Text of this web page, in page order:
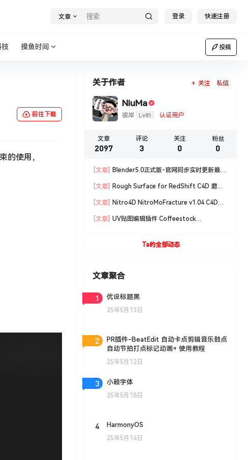
文章 登录 快速注册
技 摸鱼时间 投稿
前往下载
的使用，
关于作者 关注 私信
NiuMa
彼岸 Lv81 认证用户
文章
2097
评论
3
关注
0
粉丝
0
[文章]
Blender5.0正式版-官网同步实时更新最新
[文章]
Rough Surface for RedShift C4D 磨损
[文章]
Nitro4D NitroMoFracture v1.04 C4D插
[文章]
UV贴图编辑插件 Coffeestock
Ta的全部动态
文章聚合
1 优设标题黑
25年5月13日
2
PR插件-BeatEdit 自动卡点剪辑音乐鼓点
自动节拍打点标记动画+ 使用教程
25年5月12日
3 小赖字体
25年5月18日
4 HarmonyOS
25年5月14日